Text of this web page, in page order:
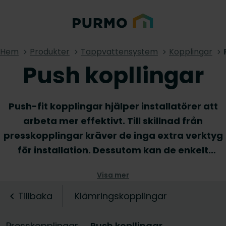
Hem Produkter Tappvattensystem Kopplingar
Push kopllingar
Push-fit kopplingar hjälper installatörer att
arbeta mer effektivt. Till skillnad från
presskopplingar kräver de inga extra verktyg
för installation. Dessutom kan de enkelt
krävs. Push-fit kopplingar är en
tidsbesparande lösning i många applikationer
utrymmen där installatören inte kan komma
Visa mer
Tillbaka Klämringskopplingar